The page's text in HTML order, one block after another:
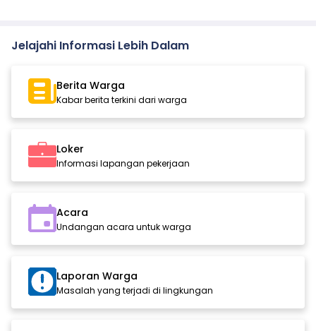
Jelajahi Informasi Lebih Dalam
Berita Warga
Kabar berita terkini dari warga
Loker
Informasi lapangan pekerjaan
Acara
Undangan acara untuk warga
Laporan Warga
Masalah yang terjadi di lingkungan